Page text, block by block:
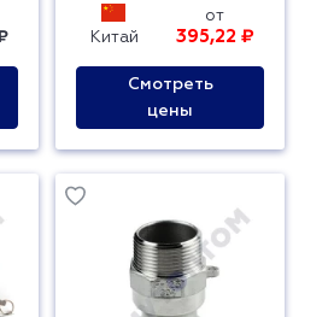
Китай
от
395,22 ₽
Смотреть
цены